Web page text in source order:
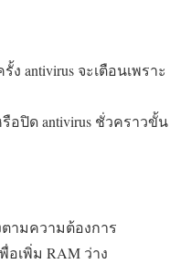
antivirus จะเตือนเพราะ
อปิด antivirus ชั่วคราวขั้น
ตามความต้องการ
อเพิ่ม RAM ว่าง